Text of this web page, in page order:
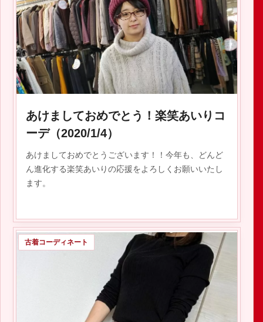
2020.01.09
あけましておめでとう！楽笑あいりコ
ーデ（2020/1/4）
あけましておめでとうございます！！今年も、どんど
ん進化する楽笑あいりの応援をよろしくお願いいたし
ます。
古着コーディネート